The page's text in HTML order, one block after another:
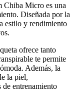
Chiba Micro es una
Diseñada por la
estilo y rendimiento
ofrece tanto
te permite
Además, la
la piel,
de entrenamiento